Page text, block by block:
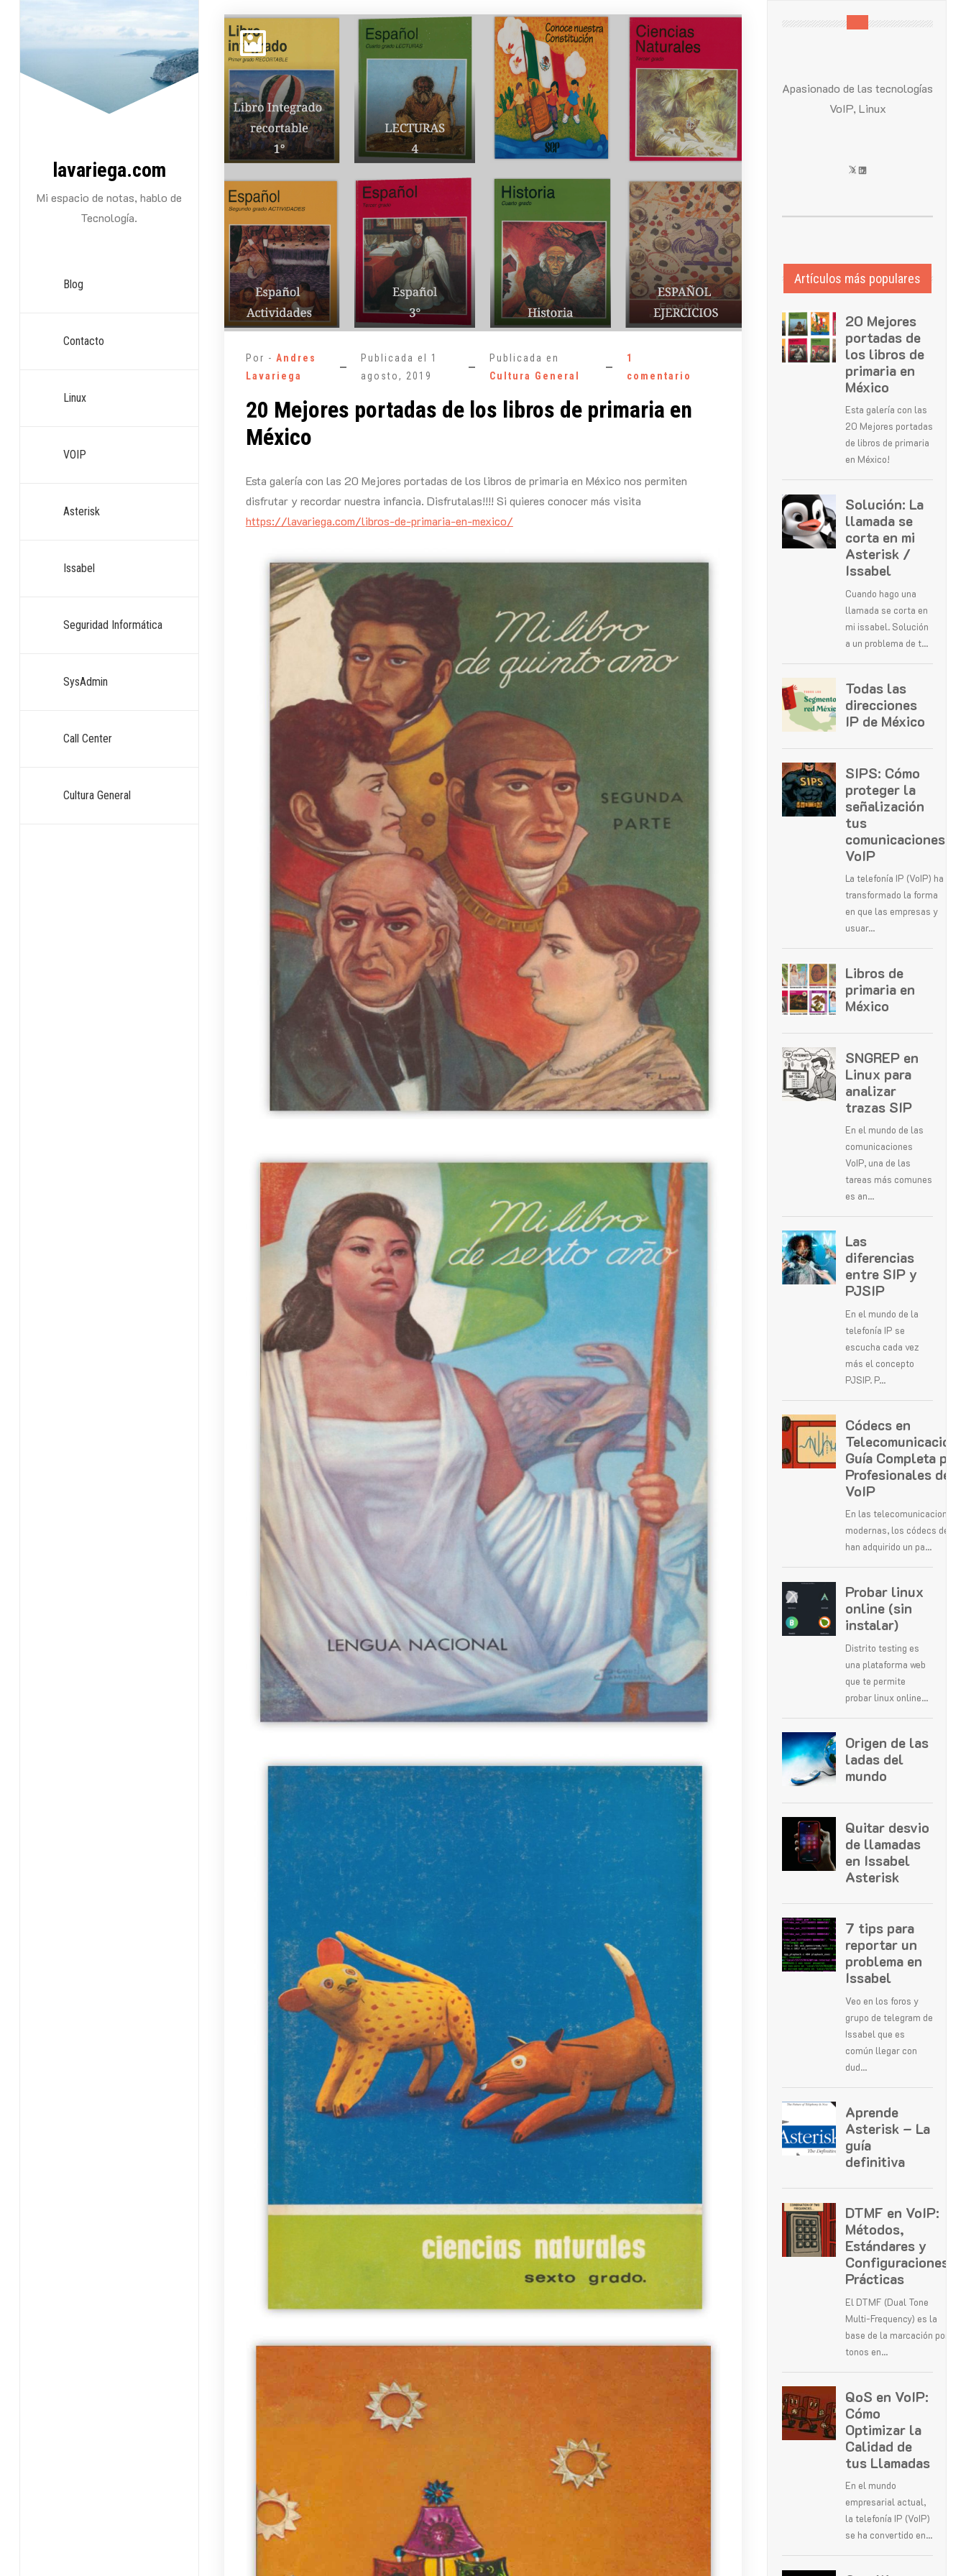
contenido
lavariega.com
Mi espacio de notas, hablo de
Tecnología.
Blog
Contacto
Linux
VOIP
Asterisk
Issabel
Seguridad Informática
SysAdmin
Call Center
Cultura General
Por - Andres
Lavariega
Publicada el 1
agosto, 2019
Publicada en
Cultura General
1
comentario
20 Mejores portadas de los libros de primaria en
México
Esta galería con las 20 Mejores portadas de los libros de primaria en México nos permiten
disfrutar y recordar nuestra infancia. Disfrutalas!!!! Si quieres conocer más visita
https://lavariega.com/libros-de-primaria-en-mexico/
Apasionado de las tecnologías
VoIP, Linux
X
Artículos más populares